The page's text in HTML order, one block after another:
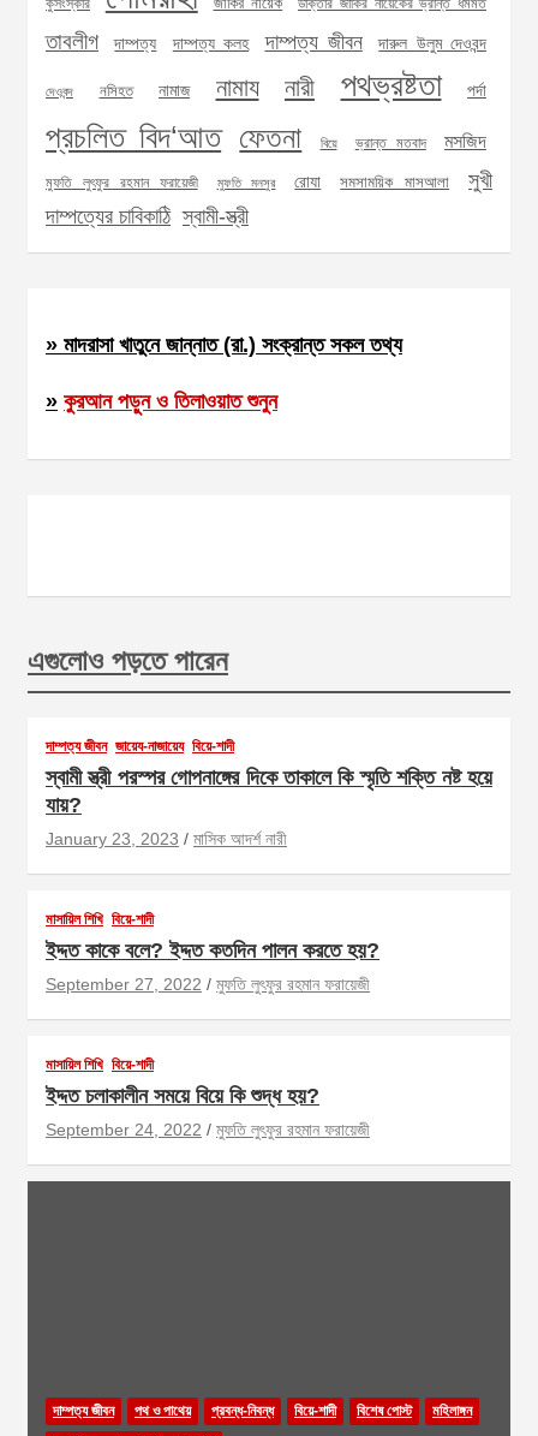
কুসংস্কার ডাক্তার জাকির নায়েকের ভ্রান্ত ধর্মমত
তাবলীগ দাম্পত্য দাম্পত্য কলহ দাম্পত্য জীবন দারুল উলুম দেওবন্দ
দেওবন্দ নসিহত নামাজ নামায নারী পথভ্রষ্টতা পর্দা
প্রচলিত বিদ‘আত ফেতনা বিয়ে ভ্রান্ত মতবাদ মসজিদ
মুফতি লুৎফুর রহমান ফরায়েজী মুফতি মনসুর রোযা সমসাময়িক মাসআলা
সুখী
দাম্পত্যের চাবিকাঠি স্বামী-স্ত্রী
» মাদরাসা খাতুনে জান্নাত (রা.) সংক্রান্ত সকল তথ্য
» কুরআন পড়ুন ও তিলাওয়াত শুনুন
এগুলোও পড়তে পারেন
দাম্পত্য জীবন জায়েয-নাজায়েয বিয়ে-শাদী
স্বামী স্ত্রী পরস্পর গোপনাঙ্গের দিকে তাকালে কি স্মৃতি শক্তি নষ্ট হয়ে
যায়?
January 23, 2023 মাসিক আদর্শ নারী
মাসায়িল শিখি বিয়ে-শাদী
ইদ্দত কাকে বলে? ইদ্দত কতদিন পালন করতে হয়?
September 27, 2022 মুফতি লুৎফুর রহমান ফরায়েজী
মাসায়িল শিখি বিয়ে-শাদী
ইদ্দত চলাকালীন সময়ে বিয়ে কি শুদ্ধ হয়?
September 24, 2022 মুফতি লুৎফুর রহমান ফরায়েজী
দাম্পত্য জীবন পথ ও পাথেয় প্রবন্ধ-নিবন্ধ বিয়ে-শাদী বিশেষ পোস্ট
মহিলাঙ্গন